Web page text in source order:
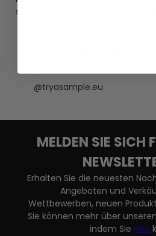
sind, ist im Produktnamen oben
@tryasample.eu
MELDEN SIE SICH
Erhalten Sie die neuesten
Angeboten und
Wettbewerben, neuen
Sie können mehr über
indem SieHIER